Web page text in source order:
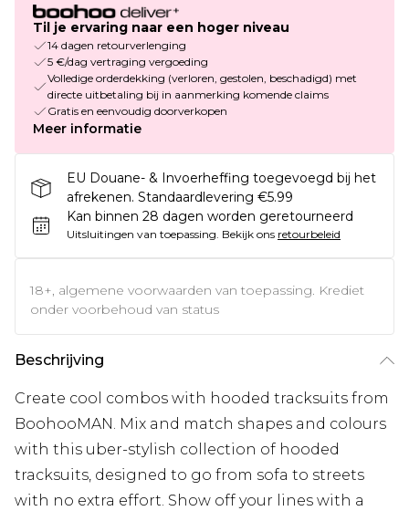
Til je ervaring naar een hoger niveau
14 dagen retourverlenging
5 €/dag vertraging vergoeding
Volledige orderdekking (verloren, gestolen, beschadigd) met
directe uitbetaling bij in aanmerking komende claims
Gratis en eenvoudig doorverkopen
Meer informatie
EU Douane- & Invoerheffing toegevoegd bij het
afrekenen. Standaardlevering €5.99
Kan binnen 28 dagen worden geretourneerd
Uitsluitingen van toepassing. Bekijk ons retourbeleid
18+, algemene voorwaarden van toepassing. Krediet
onder voorbehoud van status
Beschrijving
Create cool combos with hooded tracksuits from
BoohooMAN. Mix and match shapes and colours
with this uber-stylish collection of hooded
tracksuits, designed to go from sofa to streets
with no extra effort. Show off your lines with a